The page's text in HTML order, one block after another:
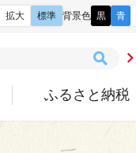
ふるさと納税
拡大 標準 背景色 黒 青